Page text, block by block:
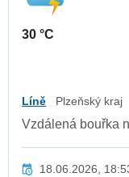
30 °C
Líně Plzeňský kraj
Vzdálená bouřka
18.06.2026,